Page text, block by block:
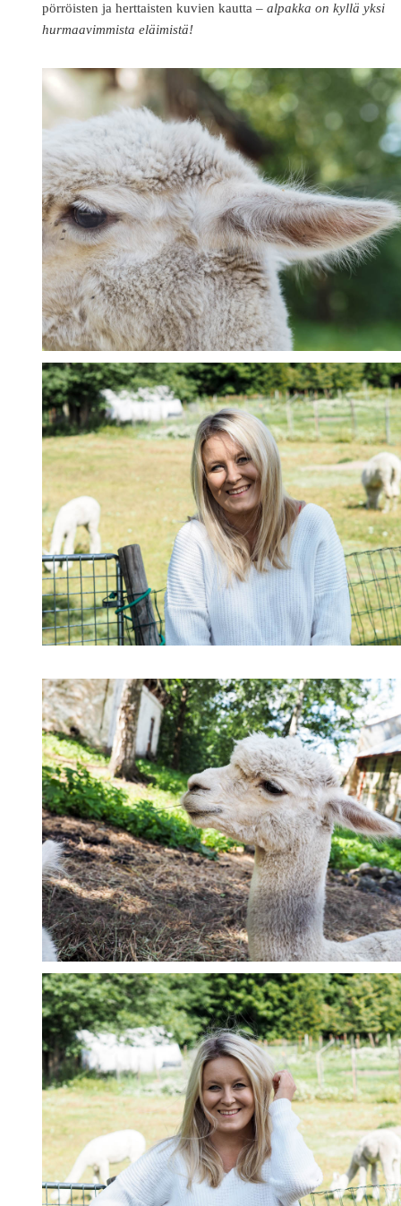
pörröisten ja herttaisten kuvien kautta – alpakka on kyllä yksi
hurmaavimmista eläimistä!